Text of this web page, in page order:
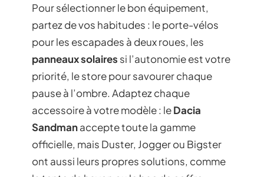
Pour sélectionner le bon équipement,
partez de vos habitudes : le porte-vélos
pour les escapades à deux roues, les
panneaux solaires si l’autonomie est votre
priorité, le store pour savourer chaque
pause à l’ombre. Adaptez chaque
accessoire à votre modèle : leDacia
Sandmanaccepte toute la gamme
officielle, mais Duster, Jogger ou Bigster
ont aussi leurs propres solutions, comme